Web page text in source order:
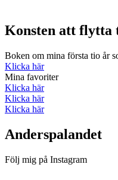
Konsten att flytta
Boken om mina första tio år
Klicka här
Mina favoriter
Klicka här
Klicka här
Klicka här
Anderspalandet
Följ mig på Instagram